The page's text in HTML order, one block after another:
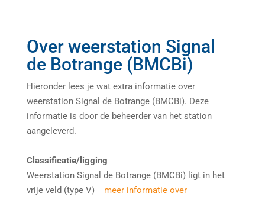
Over weerstation Signal
de Botrange (BMCBi)
Hieronder lees je wat extra informatie over
weerstation Signal de Botrange (BMCBi). Deze
informatie is door de beheerder van het station
aangeleverd.
Classificatie/ligging
Weerstation Signal de Botrange (BMCBi) ligt in het
vrije veld (type V) meer informatie over